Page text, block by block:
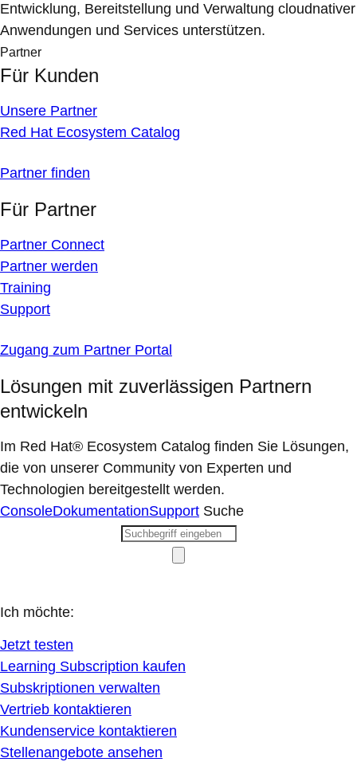
Entwicklung, Bereitstellung und Verwaltung cloudnativer
Anwendungen und Services unterstützen.
Partner
Für Kunden
Unsere Partner
Red Hat Ecosystem Catalog
Partner finden
Für Partner
Partner Connect
Partner werden
Training
Support
Zugang zum Partner Portal
Lösungen mit zuverlässigen Partnern
entwickeln
Im Red Hat® Ecosystem Catalog finden Sie Lösungen,
die von unserer Community von Experten und
Technologien bereitgestellt werden.
ConsoleDokumentationSupport Suche
Ich möchte:
Jetzt testen
Learning Subscription kaufen
Subskriptionen verwalten
Vertrieb kontaktieren
Kundenservice kontaktieren
Stellenangebote ansehen